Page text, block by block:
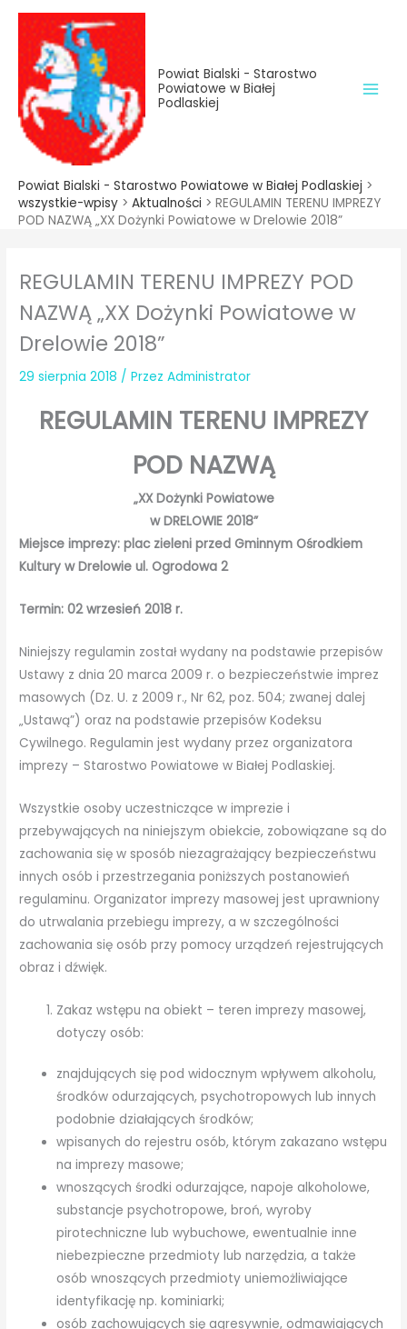
treści
Przejdź
treści
Powiat Bialski - Starostwo
Powiatowe w Białej
Podlaskiej
Powiat Bialski - Starostwo Powiatowe w Białej Podlaskiej >
wszystkie-wpisy > Aktualności > REGULAMIN TERENU IMPREZY
POD NAZWĄ „XX Dożynki Powiatowe w Drelowie 2018”
REGULAMIN TERENU IMPREZY POD
NAZWĄ „XX Dożynki Powiatowe w
Drelowie 2018”
29 sierpnia 2018 / PrzezAdministrator
REGULAMIN TERENU IMPREZY
POD NAZWĄ
„XX Dożynki Powiatowe
w DRELOWIE 2018”
Miejsce imprezy: plac zieleni przed Gminnym Ośrodkiem
Kultury w Drelowie ul. Ogrodowa 2
Termin: 02 wrzesień 2018 r.
Niniejszy regulamin został wydany na podstawie przepisów
Ustawy z dnia 20 marca 2009 r. o bezpieczeństwie imprez
masowych (Dz. U. z 2009 r., Nr 62, poz. 504; zwanej dalej
„Ustawą”) oraz na podstawie przepisów Kodeksu
Cywilnego. Regulamin jest wydany przez organizatora
imprezy – Starostwo Powiatowe w Białej Podlaskiej.
Wszystkie osoby uczestniczące w imprezie i
przebywających na niniejszym obiekcie, zobowiązane są do
zachowania się w sposób niezagrażający bezpieczeństwu
innych osób i przestrzegania poniższych postanowień
regulaminu. Organizator imprezy masowej jest uprawniony
do utrwalania przebiegu imprezy, a w szczególności
zachowania się osób przy pomocy urządzeń rejestrujących
obraz i dźwięk.
Zakaz wstępu na obiekt – teren imprezy masowej,
dotyczy osób:
znajdujących się pod widocznym wpływem alkoholu,
środków odurzających, psychotropowych lub innych
podobnie działających środków;
wpisanych do rejestru osób, którym zakazano wstępu
na imprezy masowe;
wnoszących środki odurzające, napoje alkoholowe,
substancje psychotropowe, broń, wyroby
pirotechniczne lub wybuchowe, ewentualnie inne
niebezpieczne przedmioty lub narzędzia, a także
osób wnoszących przedmioty uniemożliwiające
identyfikację np. kominiarki;
osób zachowujących się agresywnie, odmawiających